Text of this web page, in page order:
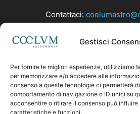
Gestisci
Per fornire le migliori esperienze, utilizziamo
per memorizzare e/o accedere alle
consenso a queste tecnologie ci permetterà
comportamento di navigazione o ID unici su
acconsentire o ritirare il consenso può
caratteristiche e funzioni.
Contattaci:
SEGUICI